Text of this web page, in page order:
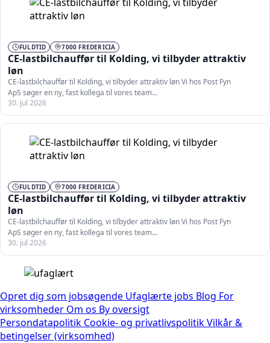
FULDTID 7000 FREDERICIA
CE-lastbilchauffør til Kolding, vi tilbyder attraktiv
løn
CE-lastbilchauffør til Kolding, vi tilbyder attraktiv løn Vi hos Post Fyn
ApS søger en ny, fast kollega til vores team…
30. jul 2026
FULDTID 7000 FREDERICIA
CE-lastbilchauffør til Kolding, vi tilbyder attraktiv
løn
CE-lastbilchauffør til Kolding, vi tilbyder attraktiv løn Vi hos Post Fyn
ApS søger en ny, fast kollega til vores team…
30. jul 2026
Opret dig som jobsøgende Ufaglærte jobs Blog For
virksomheder Om os By oversigt
Persondatapolitik Cookie- og privatlivspolitikVilkår &
betingelser (virksomhed)